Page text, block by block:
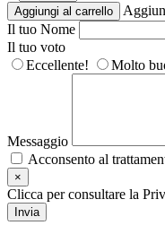
Aggiungi al carrello
Il tuo Nome
Il tuo voto
Eccellente!
Molto
Messaggio
Acconsento al
×
Clicca per consultare la
Invia